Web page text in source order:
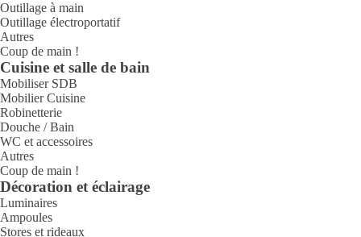
Outillage à main
Outillage électroportatif
Autres
Coup de main !
Cuisine et salle de bain
Mobiliser SDB
Mobilier Cuisine
Robinetterie
Douche / Bain
WC et accessoires
Autres
Coup de main !
Décoration et éclairage
Luminaires
Ampoules
Stores et rideaux